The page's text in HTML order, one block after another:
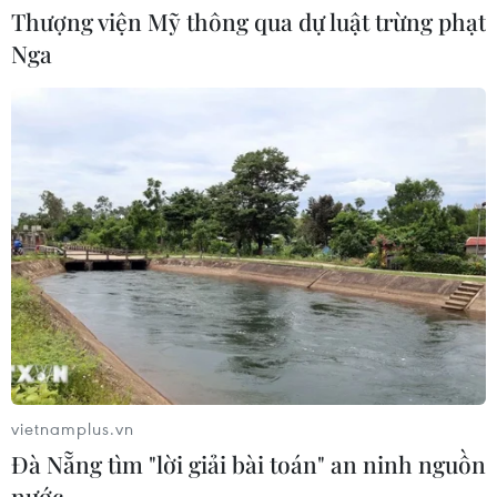
CƠ QUAN CHỦ QUẢN: THÔNG TẤN XÃ VIỆT NAM
Tổng Biên tập: TRẦN TIẾN DUẨN
Phó Tổng Biên tập: NGUYỄN THỊ TÁM, KHÚC THANH
THỦY
RSS
Hỗ trợ
Thượng viện Mỹ thông qua dự luật trừng phạt
Nga
vietnamplus.vn
Đà Nẵng tìm "lời giải bài toán" an ninh nguồn